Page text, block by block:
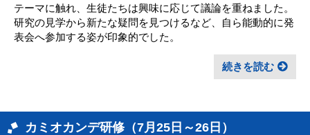
テーマに触れ、生徒たちは興味に応じて議論を重ねました。
研究の見学から新たな疑問を見つけるなど、自ら能動的に発
表会へ参加する姿が印象的でした。
続きを読む
カミオカンデ研修（7月25日～26日）